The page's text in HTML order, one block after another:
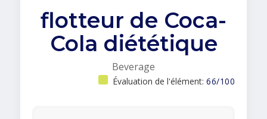
flotteur de Coca-
Cola diététique
Beverage
Évaluation de l'élément: 66/100